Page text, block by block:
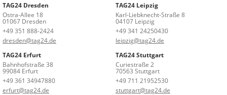
TAG24 Dresden
Ostra-Allee 18
01067 Dresden
+49 351 888-2424
dresden@tag24.de
TAG24 Leipzig
Karl-Liebknecht-Straße 8
04107 Leipzig
+49 341 24250430
leipzig@tag24.de
TAG24 Erfurt
Bahnhofstraße 38
99084 Erfurt
+49 361 34947880
erfurt@tag24.de
TAG24 Stuttgart
Curiestraße 2
70563 Stuttgart
+49 711 21952530
stuttgart@tag24.de